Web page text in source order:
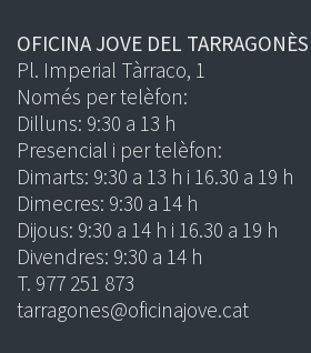
OFICINA JOVE DEL TARRAGONÈS
Pl. Imperial Tàrraco, 1
Només per telèfon:
Dilluns: 9:30 a 13 h
Presencial i per telèfon:
Dimarts: 9:30 a 13 h i 16.30 a 19 h
Dimecres: 9:30 a 14 h
Dijous: 9:30 a 14 h i 16.30 a 19 h
Divendres: 9:30 a 14 h
T. 977 251 873
tarragones@oficinajove.cat